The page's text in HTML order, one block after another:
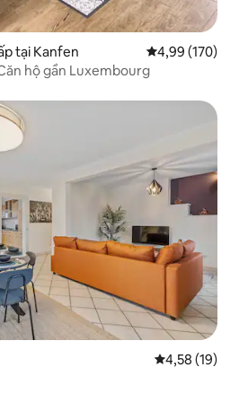
tại Kanfen Xếp hạng
4,99 (170)
hộ gần Luxembourg
Xếp hạng
4,58 (19)